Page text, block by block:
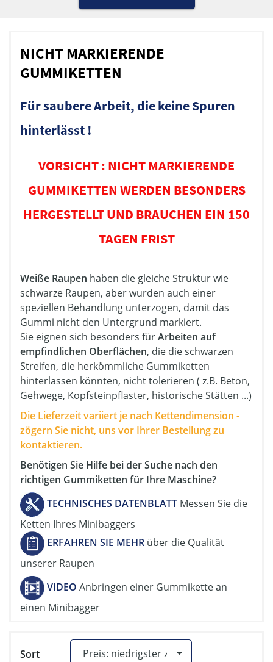
NICHT MARKIERENDE
GUMMIKETTEN
Für saubere Arbeit, die keine Spuren
hinterlässt !
VORSICHT : NICHT MARKIERENDE
GUMMIKETTEN WERDEN BESONDERS
HERGESTELLT UND BRAUCHEN EIN 150
TAGEN FRIST
Weiße Raupen haben die gleiche Struktur wie
schwarze Raupen, aber wurden auch einer
speziellen Behandlung unterzogen, damit das
Gummi nicht den Untergrund markiert.
Sie eignen sich besonders fürArbeiten auf
empfindlichen Oberflächen, die die schwarzen
Streifen, die herkömmliche Gummiketten
hinterlassen könnten, nicht tolerieren ( z.B. Beton,
Gehwege, Kopfsteinpflaster, historische Stätten ...)
Die Lieferzeit variiert je nach Kettendimension -
zögern Sie nicht, uns vor Ihrer Bestellung zu
kontaktieren.
Benötigen Sie Hilfe bei der Suche nach den
richtigen Gummiketten für Ihre Maschine?
TECHNISCHES DATENBLATT Messen Sie die
Ketten Ihres Minibaggers
ERFAHREN SIE MEHR über die Qualität
unserer Raupen
VIDEO Anbringen einer Gummikette an
einen Minibagger
Sort